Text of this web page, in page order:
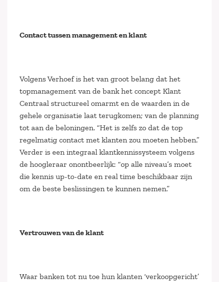
Contact tussen management en klant
Volgens Verhoef is het van groot belang dat het
topmanagement van de bank het concept Klant
Centraal structureel omarmt en de waarden in de
gehele organisatie laat terugkomen; van de planning
tot aan de beloningen. “Het is zelfs zo dat de top
regelmatig contact met klanten zou moeten hebben.”
Verder is een integraal klantkennissysteem volgens
de hoogleraar onontbeerlijk: “op alle niveau’s moet
die kennis up-to-date en real time beschikbaar zijn
om de beste beslissingen te kunnen nemen.”
Vertrouwen van de klant
Waar banken tot nu toe hun klanten ‘verkoopgericht’